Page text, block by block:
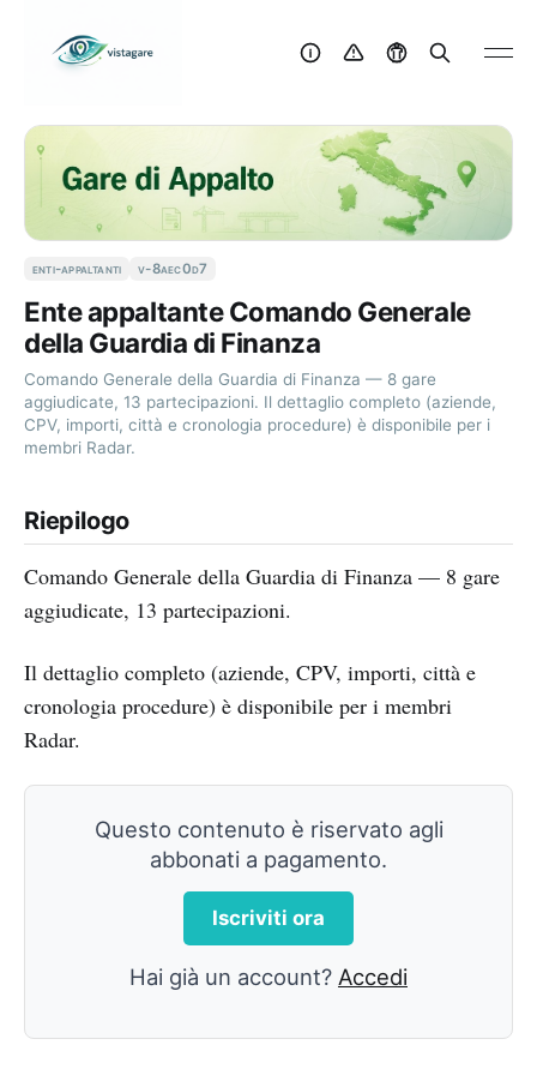
enti-appaltanti v-8aec0d7
Ente appaltante Comando Generale
della Guardia di Finanza
Comando Generale della Guardia di Finanza — 8 gare
aggiudicate, 13 partecipazioni. Il dettaglio completo (aziende,
CPV, importi, città e cronologia procedure) è disponibile per i
membri Radar.
Riepilogo
Comando Generale della Guardia di Finanza — 8 gare
aggiudicate, 13 partecipazioni.
Il dettaglio completo (aziende, CPV, importi, città e
cronologia procedure) è disponibile per i membri
Radar.
Questo contenuto è riservato agli
abbonati a pagamento.
Iscriviti ora
Hai già un account? Accedi